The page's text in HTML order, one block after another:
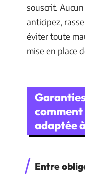
souscrit.
anticipez,
éviter toute
mise en place
adaptée
Entre